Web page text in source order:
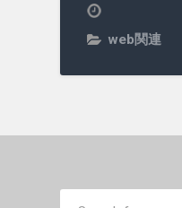
web関連